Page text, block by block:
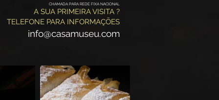
CHAMADA PARA REDE FIXA NACIONAL
A SUA PRIMEIRA VISITA ?
TELEFONE PARA INFORMAÇÕES
info@casamuseu.com